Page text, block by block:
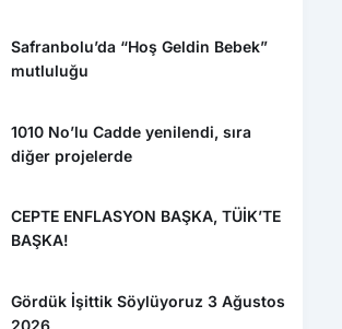
Safranbolu’da “Hoş Geldin Bebek”
mutluluğu
1010 No’lu Cadde yenilendi, sıra
diğer projelerde
CEPTE ENFLASYON BAŞKA, TÜİK’TE
BAŞKA!
Gördük İşittik Söylüyoruz 3 Ağustos
2026